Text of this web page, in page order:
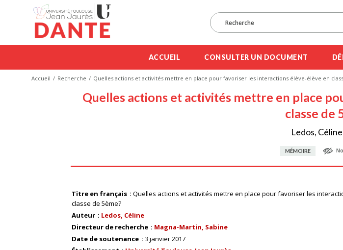
ACCUEIL CONSULTER UN DOCUMENT
Accueil Recherche Quelles actions et activités mettre en place pour favoriser les interactions élève-élève en
Quelles actions et activités mettre en place
classe de
Ledos,
MÉMOIRE
Titre en français
Quelles actions et activités mettre en place pour favoriser les
classe de 5ème?
Auteur
Ledos, Céline
Directeur de recherche
Magna-Martin, Sabine
Date de soutenance
3 janvier 2017